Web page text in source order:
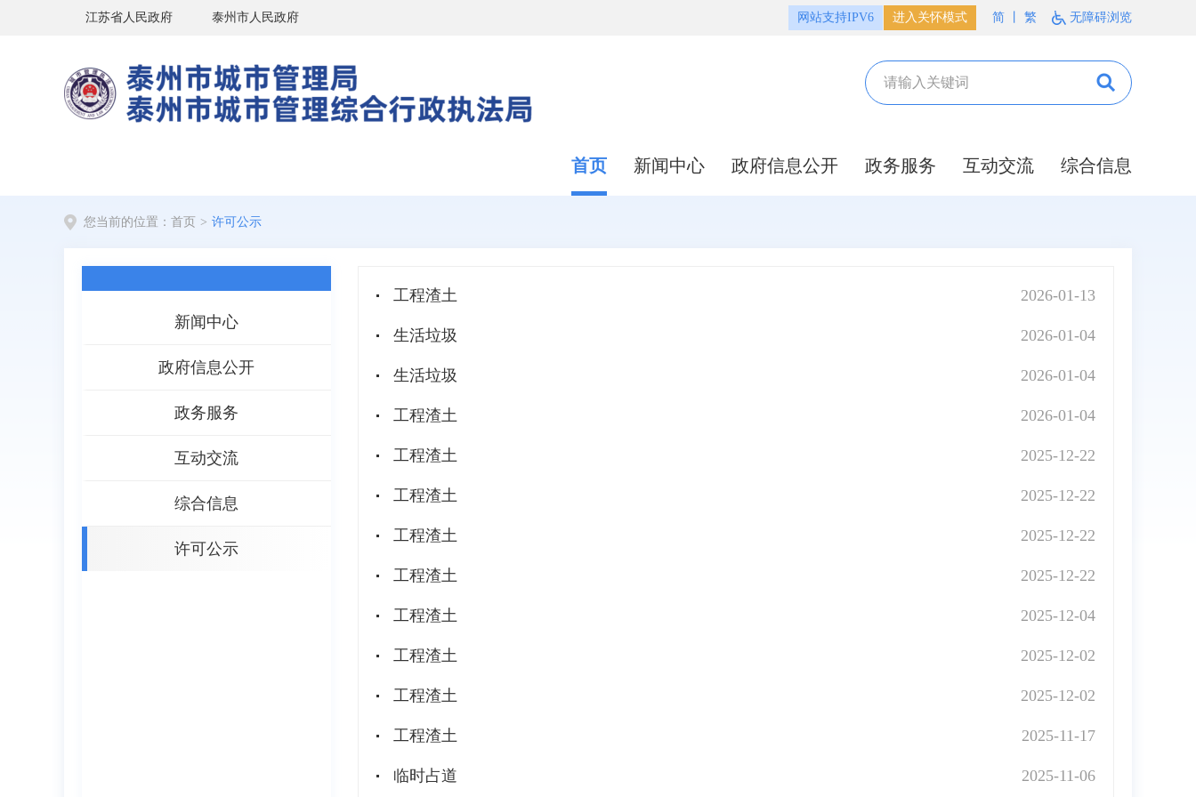
江苏省人民政府 泰州市人民政府 网站支持IPV6 进入关怀模式 简 繁 无障碍浏览
首页 新闻中心 政府信息公开 政务服务 互动交流 综合信息
您当前的位置： 首页 > 许可公示
新闻中心
政府信息公开
政务服务
互动交流
综合信息
许可公示
工程渣土 2026-01-13
生活垃圾 2026-01-04
生活垃圾 2026-01-04
工程渣土 2026-01-04
工程渣土 2025-12-22
工程渣土 2025-12-22
工程渣土 2025-12-22
工程渣土 2025-12-22
工程渣土 2025-12-04
工程渣土 2025-12-02
工程渣土 2025-12-02
工程渣土 2025-11-17
临时占道 2025-11-06